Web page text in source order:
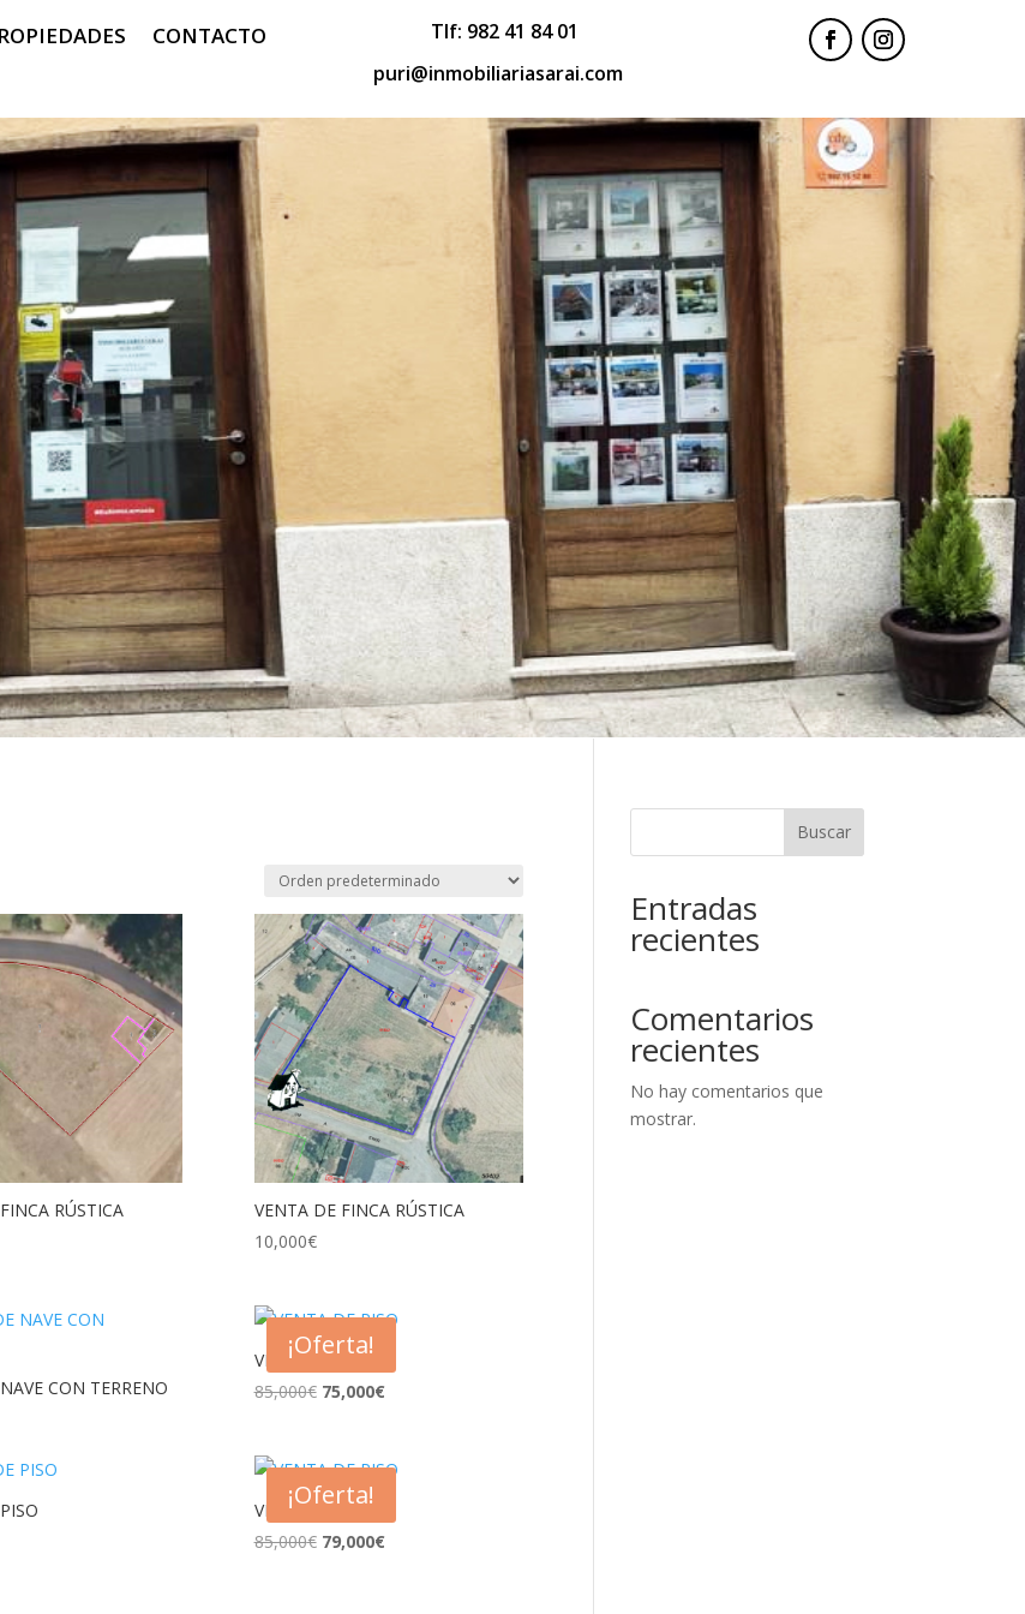
CONTACTO Tlf: 982 41 84 01
puri@inmobiliariasarai.com
RÚSTICA
VENTA DE FINCA RÚSTICA
10,000€
CON TERRENO
¡Oferta!
VENTA DE PISO
85,000€ El
era:
85,000€.
75,000€El
es:
¡Oferta!
VENTA DE PISO
85,000€ El
79,000€El
Buscar
Entradas
recientes
Comentarios
recientes
No hay comentarios que
mostrar.